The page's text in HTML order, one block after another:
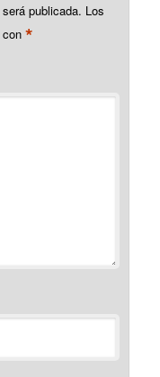
publicada. Los
con*